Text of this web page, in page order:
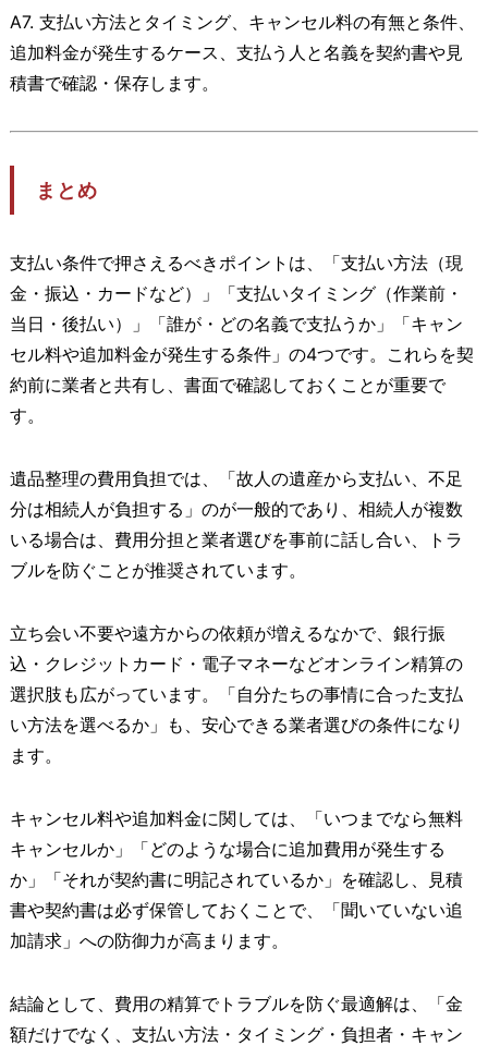
A7. 支払い方法とタイミング、キャンセル料の有無と条件、
追加料金が発生するケース、支払う人と名義を契約書や見
積書で確認・保存します。
まとめ
支払い条件で押さえるべきポイントは、「支払い方法（現
金・振込・カードなど）」「支払いタイミング（作業前・
当日・後払い）」「誰が・どの名義で支払うか」「キャン
セル料や追加料金が発生する条件」の4つです。これらを契
約前に業者と共有し、書面で確認しておくことが重要で
す。
遺品整理の費用負担では、「故人の遺産から支払い、不足
分は相続人が負担する」のが一般的であり、相続人が複数
いる場合は、費用分担と業者選びを事前に話し合い、トラ
ブルを防ぐことが推奨されています。
立ち会い不要や遠方からの依頼が増えるなかで、銀行振
込・クレジットカード・電子マネーなどオンライン精算の
選択肢も広がっています。「自分たちの事情に合った支払
い方法を選べるか」も、安心できる業者選びの条件になり
ます。
キャンセル料や追加料金に関しては、「いつまでなら無料
キャンセルか」「どのような場合に追加費用が発生する
か」「それが契約書に明記されているか」を確認し、見積
書や契約書は必ず保管しておくことで、「聞いていない追
加請求」への防御力が高まります。
結論として、費用の精算でトラブルを防ぐ最適解は、「金
額だけでなく、支払い方法・タイミング・負担者・キャン